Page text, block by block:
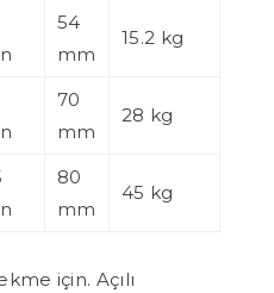
54
mm
15.2 kg
70
mm
28 kg
80
mm
45 kg
için. Açılı